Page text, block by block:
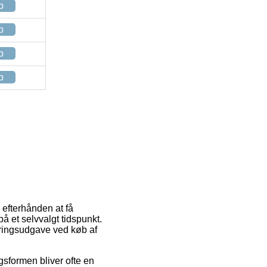
at få
et selvvalgt tidspunkt.
ved køb af
bliver ofte en